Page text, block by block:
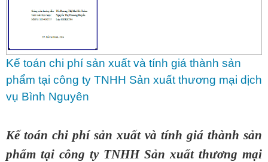
Kế toán chi phí sản xuất và tính giá thành sản
phẩm tại công ty TNHH Sản xuất thương mại dịch
vụ Bình Nguyên
Kế toán chi phí sản xuất và tính giá thành sản
phẩm tại công ty TNHH Sản xuất thương mại